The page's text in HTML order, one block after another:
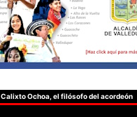
Calixto Ochoa, el filósofo del acordeón